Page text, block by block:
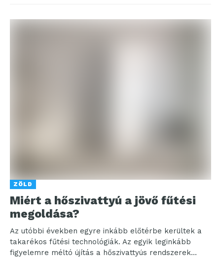
ZÖLD
Miért a hőszivattyú a jövő fűtési
megoldása?
Az utóbbi években egyre inkább előtérbe kerültek a
takarékos fűtési technológiák. Az egyik leginkább
figyelemre méltó újítás a hőszivattyús rendszerek